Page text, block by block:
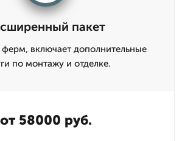
пакет
включает дополнительные
по монтажу и отделке.
от 58000 руб.